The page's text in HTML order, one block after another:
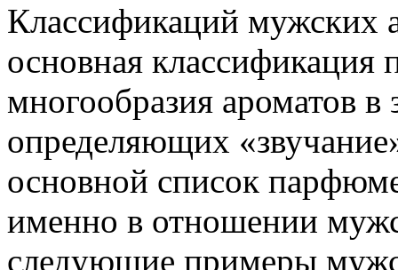
Классификаций мужских
основная классификация
многообразия ароматов
определяющих
основной список
именно в отношении
следующие примеры